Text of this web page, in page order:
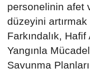
personelinin afet
düzeyini artırmak
Farkındalık,
Yangınla
Savunma